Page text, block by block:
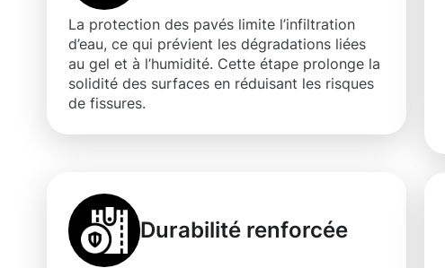
La protection des pavés limite l’infiltration
d’eau, ce qui prévient les dégradations liées
au gel et à l’humidité. Cette étape prolonge la
solidité des surfaces en réduisant les risques
de fissures.
Durabilité renforcée